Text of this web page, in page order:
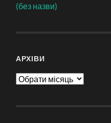
(без назви)
АРХІВИ
Архіви